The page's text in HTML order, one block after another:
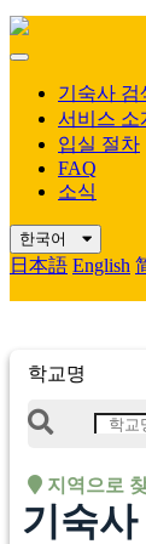
Mobile
기숙사 검
서비스 소
입실 절차
FAQ
소식
한국어
日本語 English
학교명
지역으로 찾
기숙